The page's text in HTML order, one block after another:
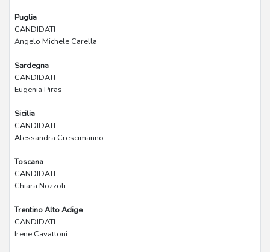
Puglia
CANDIDATI
Angelo Michele Carella
Sardegna
CANDIDATI
Eugenia Piras
Sicilia
CANDIDATI
Alessandra Crescimanno
Toscana
CANDIDATI
Chiara Nozzoli
Trentino Alto Adige
CANDIDATI
Irene Cavattoni